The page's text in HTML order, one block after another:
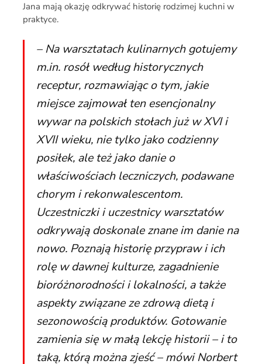
Jana mają okazję odkrywać historię rodzimej kuchni w
praktyce.
– Na warsztatach kulinarnych gotujemy
m.in. rosół według historycznych
receptur, rozmawiając o tym, jakie
miejsce zajmował ten esencjonalny
wywar na polskich stołach już w XVI i
XVII wieku, nie tylko jako codzienny
posiłek, ale też jako danie o
właściwościach leczniczych, podawane
chorym i rekonwalescentom.
Uczestniczki i uczestnicy warsztatów
odkrywają doskonale znane im danie na
nowo. Poznają historię przypraw i ich
rolę w dawnej kulturze, zagadnienie
bioróżnorodności i lokalności, a także
aspekty związane ze zdrową dietą i
sezonowością produktów. Gotowanie
zamienia się w małą lekcję historii – i to
taką, którą można zjeść – mówi Norbert